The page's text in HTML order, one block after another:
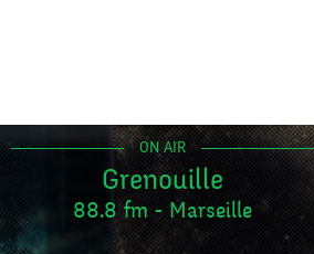
ON AIR
Grenouille
88.8 fm - Marseille